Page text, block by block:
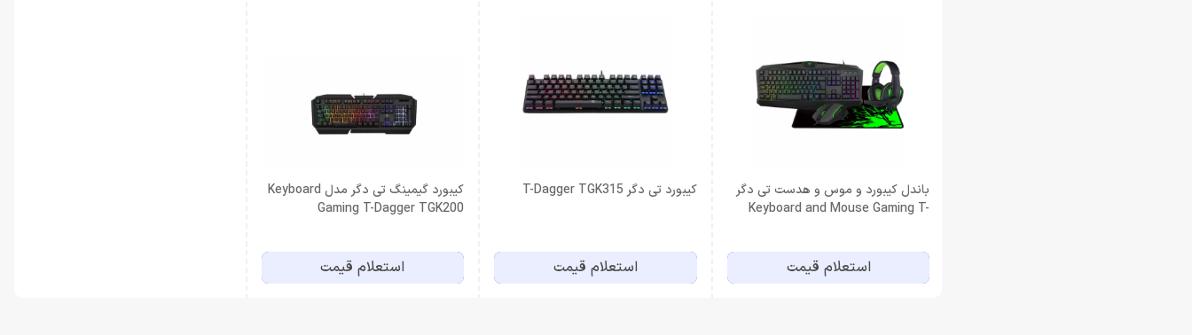
باندل کیبورد و موس و هدست تی دگر
Keyboard and Mouse Gaming T-
استعلام قیمت
کیبورد تی دگر T-Dagger TGK315
استعلام قیمت
کیبورد گیمینگ تی دگر مدل Keyboard
Gaming T-Dagger TGK200
استعلام قیمت